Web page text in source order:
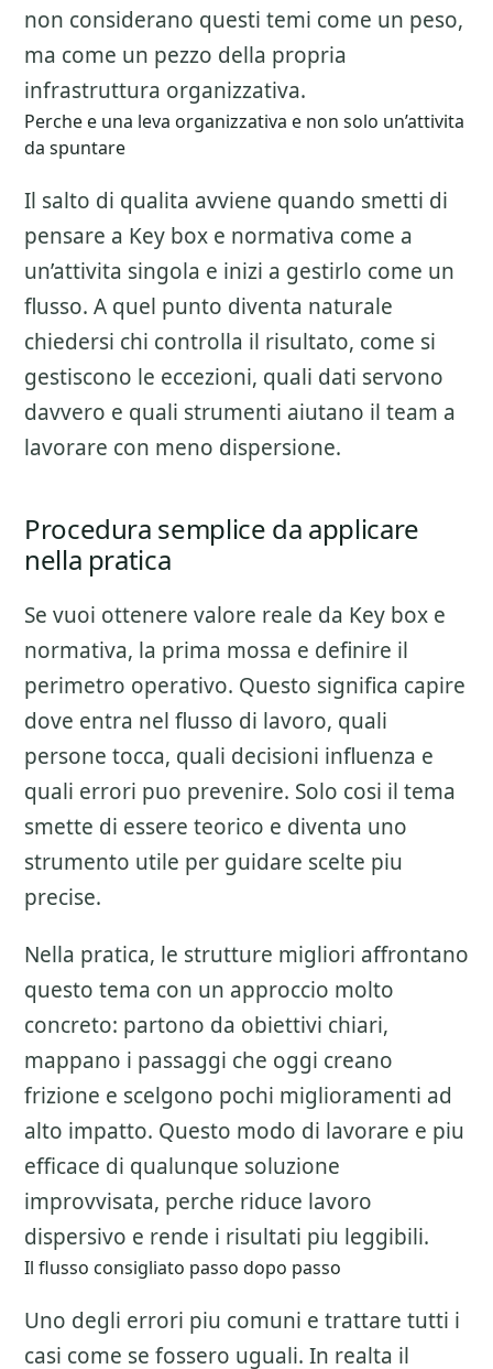
non considerano questi temi come un peso,
ma come un pezzo della propria
infrastruttura organizzativa.
Perche e una leva organizzativa e non solo un’attivita
da spuntare
Il salto di qualita avviene quando smetti di
pensare a Key box e normativa come a
un’attivita singola e inizi a gestirlo come un
flusso. A quel punto diventa naturale
chiedersi chi controlla il risultato, come si
gestiscono le eccezioni, quali dati servono
davvero e quali strumenti aiutano il team a
lavorare con meno dispersione.
Procedura semplice da applicare
nella pratica
Se vuoi ottenere valore reale da Key box e
normativa, la prima mossa e definire il
perimetro operativo. Questo significa capire
dove entra nel flusso di lavoro, quali
persone tocca, quali decisioni influenza e
quali errori puo prevenire. Solo cosi il tema
smette di essere teorico e diventa uno
strumento utile per guidare scelte piu
precise.
Nella pratica, le strutture migliori affrontano
questo tema con un approccio molto
concreto: partono da obiettivi chiari,
mappano i passaggi che oggi creano
frizione e scelgono pochi miglioramenti ad
alto impatto. Questo modo di lavorare e piu
efficace di qualunque soluzione
improvvisata, perche riduce lavoro
dispersivo e rende i risultati piu leggibili.
Il flusso consigliato passo dopo passo
Uno degli errori piu comuni e trattare tutti i
casi come se fossero uguali. In realta il